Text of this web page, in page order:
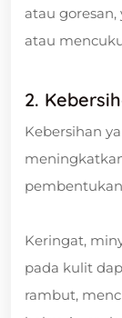
atau
atau
2.
Kebersihan
Keringat,
pada kulit
rambut,